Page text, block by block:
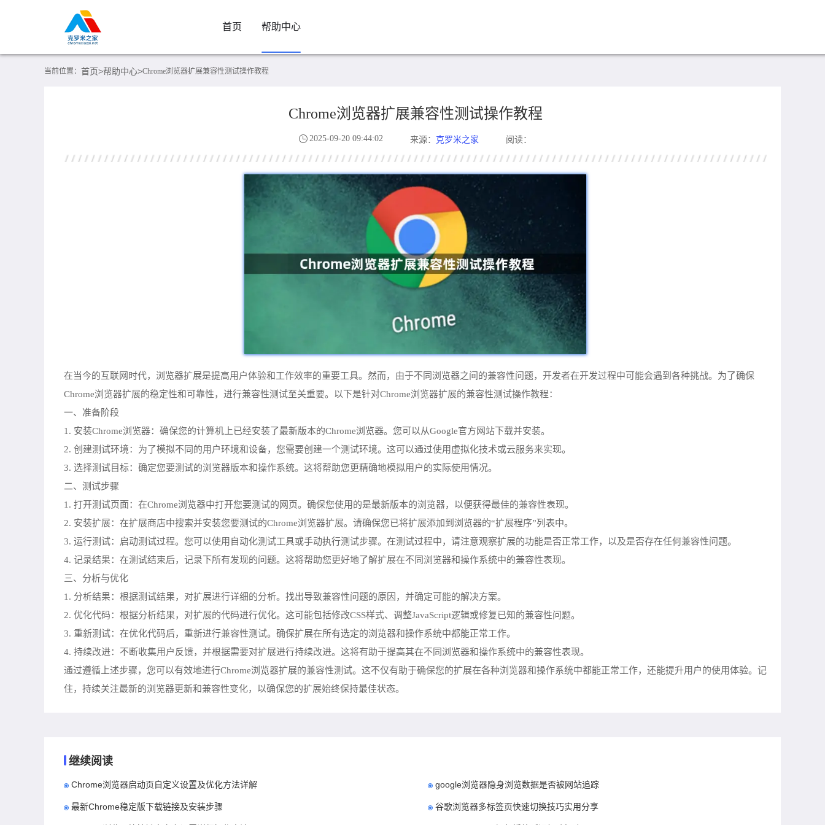
首页 帮助中心
当前位置： 首页>帮助中心>Chrome浏览器扩展兼容性测试操作教程
Chrome浏览器扩展兼容性测试操作教程
2025-09-20 09:44:02 来源： 克罗米之家 阅读：
在当今的互联网时代，浏览器扩展是提高用户体验和工作效率的重要工具。然而，由于不同浏览器之间的兼容性问题，开发者在开发过程中可能会遇到各种挑战。为了确保
Chrome浏览器扩展的稳定性和可靠性，进行兼容性测试至关重要。以下是针对Chrome浏览器扩展的兼容性测试操作教程：
一、准备阶段
1. 安装Chrome浏览器：确保您的计算机上已经安装了最新版本的Chrome浏览器。您可以从Google官方网站下载并安装。
2. 创建测试环境：为了模拟不同的用户环境和设备，您需要创建一个测试环境。这可以通过使用虚拟化技术或云服务来实现。
3. 选择测试目标：确定您要测试的浏览器版本和操作系统。这将帮助您更精确地模拟用户的实际使用情况。
二、测试步骤
1. 打开测试页面：在Chrome浏览器中打开您要测试的网页。确保您使用的是最新版本的浏览器，以便获得最佳的兼容性表现。
2. 安装扩展：在扩展商店中搜索并安装您要测试的Chrome浏览器扩展。请确保您已将扩展添加到浏览器的“扩展程序”列表中。
3. 运行测试：启动测试过程。您可以使用自动化测试工具或手动执行测试步骤。在测试过程中，请注意观察扩展的功能是否正常工作，以及是否存在任何兼容性问题。
4. 记录结果：在测试结束后，记录下所有发现的问题。这将帮助您更好地了解扩展在不同浏览器和操作系统中的兼容性表现。
三、分析与优化
1. 分析结果：根据测试结果，对扩展进行详细的分析。找出导致兼容性问题的原因，并确定可能的解决方案。
2. 优化代码：根据分析结果，对扩展的代码进行优化。这可能包括修改CSS样式、调整JavaScript逻辑或修复已知的兼容性问题。
3. 重新测试：在优化代码后，重新进行兼容性测试。确保扩展在所有选定的浏览器和操作系统中都能正常工作。
4. 持续改进：不断收集用户反馈，并根据需要对扩展进行持续改进。这将有助于提高其在不同浏览器和操作系统中的兼容性表现。
通过遵循上述步骤，您可以有效地进行Chrome浏览器扩展的兼容性测试。这不仅有助于确保您的扩展在各种浏览器和操作系统中都能正常工作，还能提升用户的使用体验。记
住，持续关注最新的浏览器更新和兼容性变化，以确保您的扩展始终保持最佳状态。
继续阅读
Chrome浏览器启动页自定义设置及优化方法详解 google浏览器隐身浏览数据是否被网站追踪
最新Chrome稳定版下载链接及安装步骤 谷歌浏览器多标签页快速切换技巧实用分享